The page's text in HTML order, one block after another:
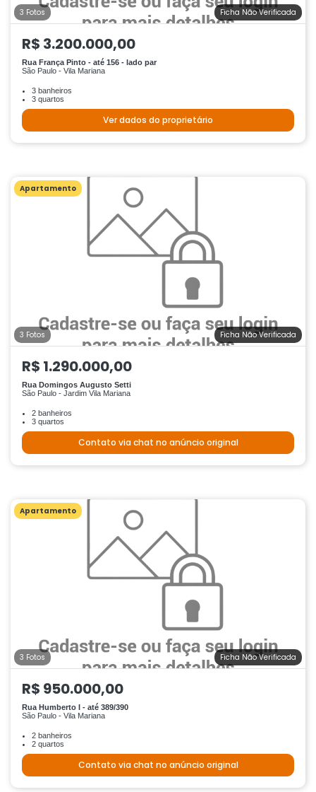
3 Fotos Ficha Não Verificada
R$ 3.200.000,00
Rua França Pinto - até 156 - lado par
São Paulo - Vila Mariana
3 banheiros
3 quartos
Ver dados do proprietário
Apartamento
3 Fotos Ficha Não Verificada
R$ 1.290.000,00
Rua Domingos Augusto Setti
São Paulo - Jardim Vila Mariana
2 banheiros
3 quartos
Contato via chat no anúncio original
Apartamento
3 Fotos Ficha Não Verificada
R$ 950.000,00
Rua Humberto I - até 389/390
São Paulo - Vila Mariana
2 banheiros
2 quartos
Contato via chat no anúncio original